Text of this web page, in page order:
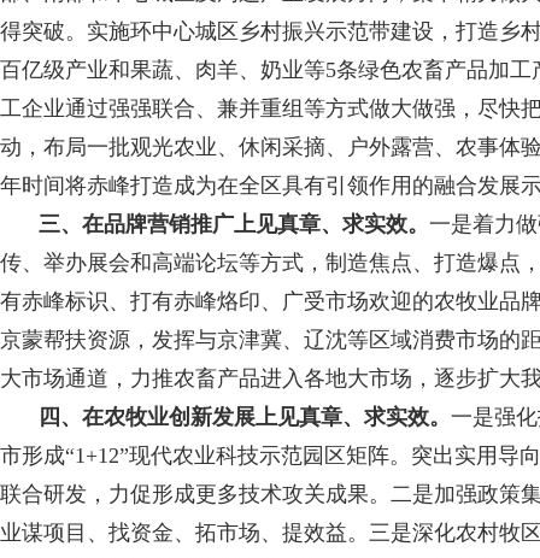
得突破。实施环中心城区乡村振兴示范带建设，打造乡
百亿级产业和果蔬、肉羊、奶业等5条绿色农畜产品加
工企业通过强强联合、兼并重组等方式做大做强，尽快
动，布局一批观光农业、休闲采摘、户外露营、农事体
年时间将赤峰打造成为在全区具有引领作用的融合发展
三、在品牌营销推广上见真章、求实效。 一是着力
传、举办展会和高端论坛等方式，制造焦点、打造爆点
有赤峰标识、打有赤峰烙印、广受市场欢迎的农牧业品
京蒙帮扶资源，发挥与京津冀、辽沈等区域消费市场的
大市场通道，力推农畜产品进入各地大市场，逐步扩大
四、在农牧业创新发展上见真章、求实效。 一是强
市形成“1+12”现代农业科技示范园区矩阵。突出实用
联合研发，力促形成更多技术攻关成果。二是加强政策
业谋项目、找资金、拓市场、提效益。三是深化农村牧